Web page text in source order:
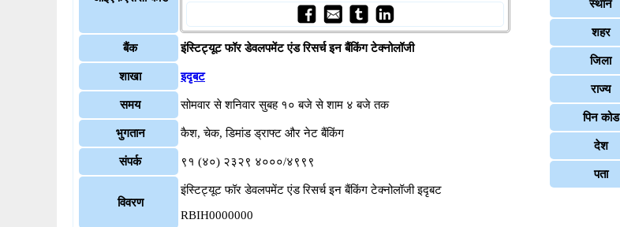
बैंक इंस्टिट्यूट फॉर डेवलपमेंट एंड रिसर्च इन बैंकिंग टेक्नोलॉजी
शाखा इदृबट
समय सोमवार से शनिवार सुबह १० बजे से शाम ४ बजे तक
भुगतान कैश, चेक, डिमांड ड्राफ्ट और नेट बैंकिंग
संपर्क ९१ (४०) २३२९ ४०००/४९९९
विवरण
इंस्टिट्यूट फॉर डेवलपमेंट एंड रिसर्च इन बैंकिंग टेक्नोलॉजी इदृबट
RBIH0000000
स्थान
शहर
जिला
राज्य
पिन कोड
देश
पता